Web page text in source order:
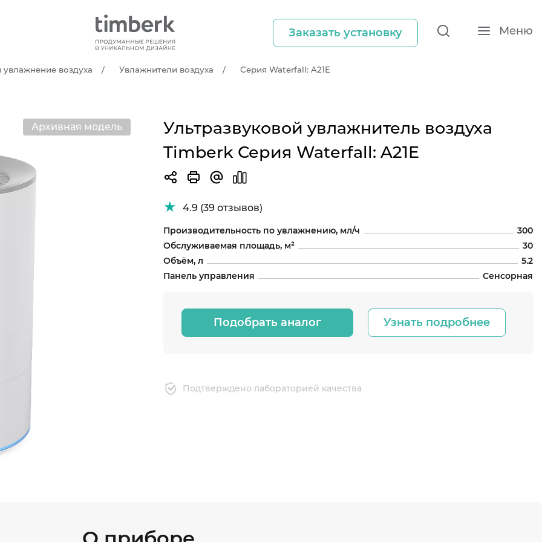
Заказать установку Меню
увлажнение воздуха Увлажнители воздуха Серия Waterfall: A21E
Архивная модель
Ультразвуковой увлажнитель воздуха
Timberk Серия Waterfall: A21E
4.9 (39 отзывов)
Производительность по увлажнению, мл/ч
300
Обслуживаемая площадь, м²
30
Объём, л
5.2
Панель управления
Сенсорная
Подобрать аналог Узнать подробнее
Подтверждено лабораторией качества